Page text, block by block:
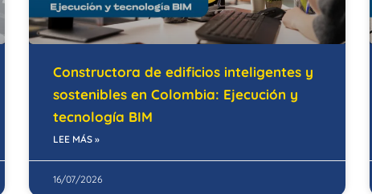
Constructora de edificios inteligentes y
sostenibles en Colombia: Ejecución y
tecnología BIM
LEE MÁS »
16/07/2026